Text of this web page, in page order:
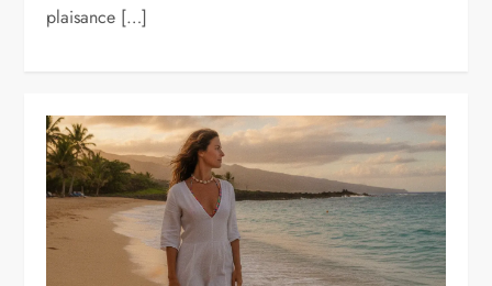
plaisance […]